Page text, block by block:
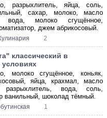
разрыхлитель, яйца, соль,
сахар, молоко, масло
вода, молоко сгущённое,
джем абрикосовый.
2
классический в
молоко сгущённое, коньяк,
яйца, крахмал, масло
разрыхлитель, вода, соль,
ванильный, шоколад тёмный.
1